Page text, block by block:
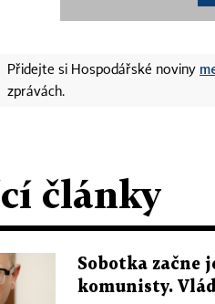
Přidejte si Hospodářské noviny
zprávách.
články
Sobotka začne
komunisty.